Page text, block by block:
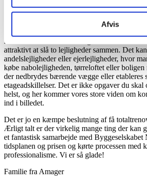
Afvis
Sammenlægning af
moderne krav til komfort og funktioner.
attraktivt at slå to lejligheder sammen. Det
andelslejligheder eller ejerlejligheder, hvor
købe nabolejligheden, tørreloftet eller boligen
der nedbrydes bærende vægge eller etableres
etageadskillelser. Det er ikke opgaver du
helst, og her kommer vores store viden om
ind i billedet.
Det er jo en kæmpe beslutning af få
Ærligt talt er der virkelig mange ting der kan
et fantastisk samarbejde med
tidsplanen og prisen og kørte processen med
professionalisme. Vi er så glade!
Familie fra Amager